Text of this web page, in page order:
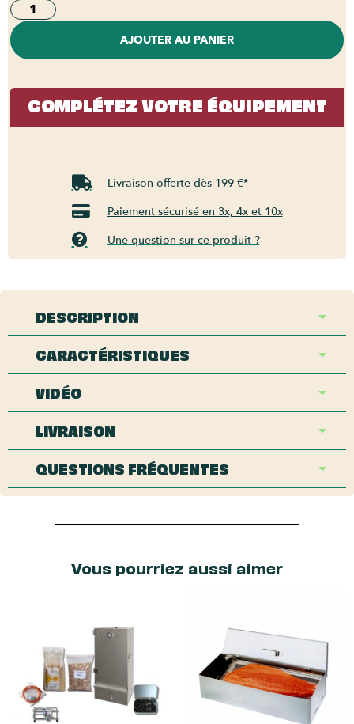
AJOUTER AU PANIER
COMPLÉTEZ VOTRE ÉQUIPEMENT
Livraison offerte dès 199 €*
Paiement sécurisé en 3x, 4x et 10x
Une question sur ce produit ?
DESCRIPTION
CARACTÉRISTIQUES
VIDÉO
LIVRAISON
QUESTIONS FRÉQUENTES
Vous pourriez aussi aimer